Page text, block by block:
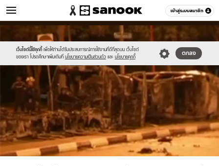
เข้าสู่ระบบสมาชิก
ข่าว หมวดอื่นๆ
เว็บไซต์นี้ใช้คุกกี้ เพื่อให้ท่านได้รับประสบการณ์การใช้งานที่ดีที่สุดบน เว็บไซต์
ของเรา โปรดศึกษาเพิ่มเติมที่ นโยบายความเป็นส่วนตัว และ นโยบายคุกกี้
ตกลง
//s.isanook.com/sr/0/images/logo-
new-
sanook.png
//s.isanook.com/ns/0/ud/270/1353364/wdss.jpg